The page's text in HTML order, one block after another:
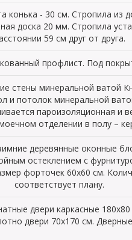
конька - 30 см. Стропила из
доска 20 мм. Стропила
59 см друг от друга.
профлист. Под
стены минеральной ватой
и потолок минеральной
пароизоляционная и
отделении в полу –
деревянные оконные
остеклением с
форточек 60х60 см.
соответствует плану.
двери каркасные
двери 70х170 см.